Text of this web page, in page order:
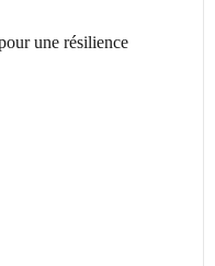
une résilience